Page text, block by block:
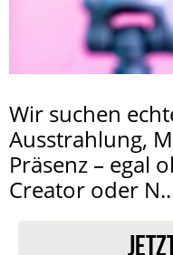
Wir suchen
Ausstrahlung,
Präsenz – egal
Creator oder